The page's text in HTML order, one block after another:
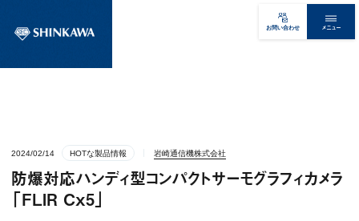
お問い合わせ メニュー
2024/02/14 HOTな製品情報 岩崎通信機株式会社
防爆対応ハンディ型コンパクトサーモグラフィカメラ
「FLIR Cx5」